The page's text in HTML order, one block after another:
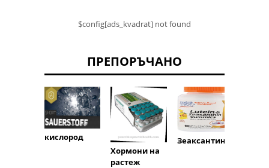
$config[ads_kvadrat] not found
ПРЕПОРЪЧАНО
кислород
Хормони на
растеж
Зеаксантин